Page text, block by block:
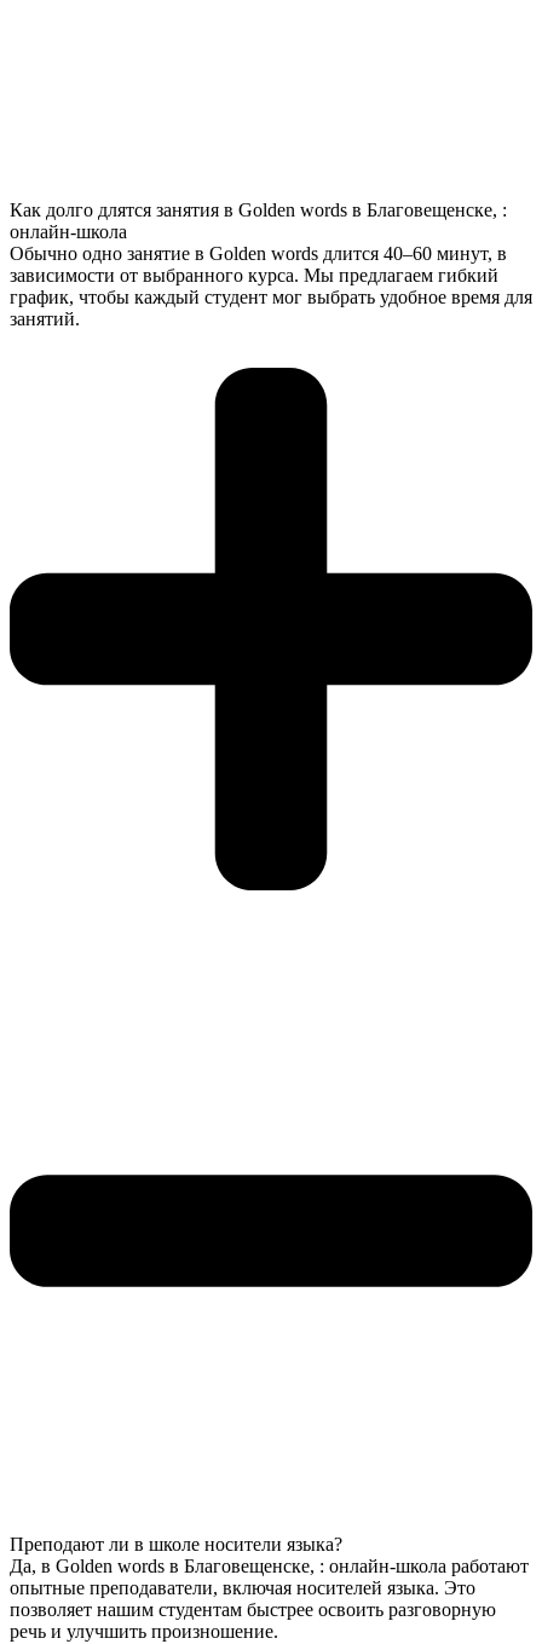
Как долго длятся занятия в Golden words в Благовещенске, :
онлайн-школа
Обычно одно занятие в Golden words длится 40–60 минут, в
зависимости от выбранного курса. Мы предлагаем гибкий
график, чтобы каждый студент мог выбрать удобное время для
занятий.
Преподают ли в школе носители языка?
Да, в Golden words в Благовещенске, : онлайн-школа работают
опытные преподаватели, включая носителей языка. Это
позволяет нашим студентам быстрее освоить разговорную
речь и улучшить произношение.